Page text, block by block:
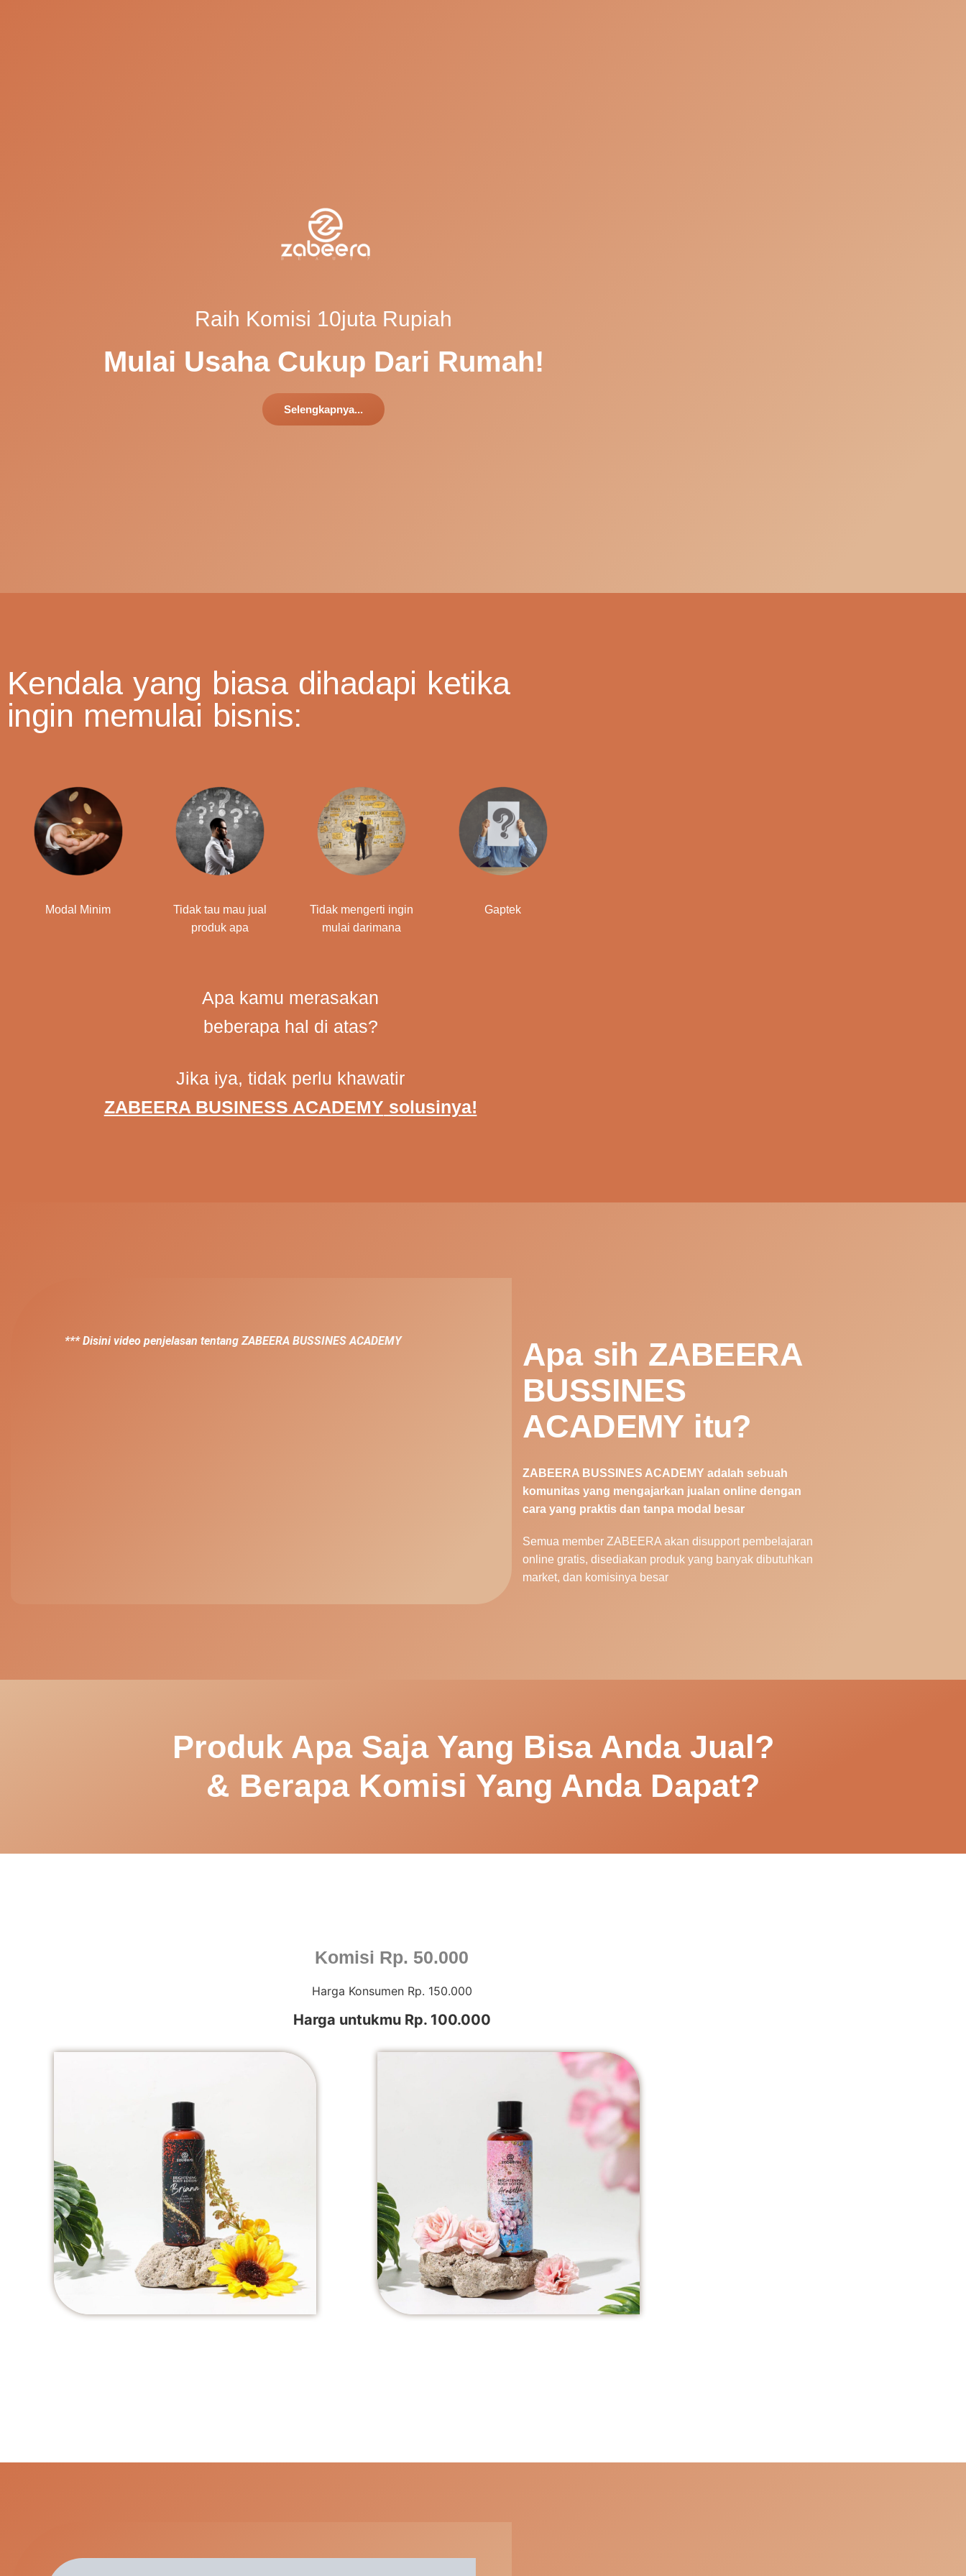
Raih Komisi 10juta Rupiah
Mulai Usaha Cukup Dari Rumah!
Selengkapnya...
Kendala yang biasa dihadapi ketika
ingin memulai bisnis:
Modal Minim
Tidak tau mau jual
produk apa
Tidak mengerti ingin
mulai darimana
Gaptek
Apa kamu merasakan
beberapa hal di atas?
Jika iya, tidak perlu khawatir
ZABEERA BUSINESS ACADEMY solusinya!
*** Disini video penjelasan tentang ZABEERA BUSSINES ACADEMY
Apa sih ZABEERA
BUSSINES
ACADEMY itu?
ZABEERA BUSSINES ACADEMY adalah sebuah
komunitas yang mengajarkan jualan online dengan
cara yang praktis dan tanpa modal besar
Semua member ZABEERA akan disupport pembelajaran
online gratis, disediakan produk yang banyak dibutuhkan
market, dan komisinya besar
Produk Apa Saja Yang Bisa Anda Jual?
& Berapa Komisi Yang Anda Dapat?
Komisi Rp. 50.000
Harga Konsumen Rp. 150.000
Harga untukmu Rp. 100.000